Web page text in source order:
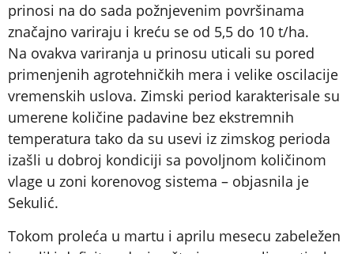
prinosi na do sada požnjevenim površinama
značajno variraju i kreću se od 5,5 do 10 t/ha.
Na ovakva variranja u prinosu uticali su pored
primenjenih agrotehničkih mera i velike oscilacije
vremenskih uslova. Zimski period karakterisale su
umerene količine padavine bez ekstremnih
temperatura tako da su usevi iz zimskog perioda
izašli u dobroj kondiciji sa povoljnom količinom
vlage u zoni korenovog sistema – objasnila je
Sekulić.
Tokom proleća u martu i aprilu mesecu zabeležen